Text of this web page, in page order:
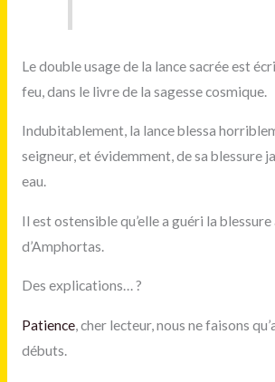
Le double usage de la lance sacrée est
feu, dans le livre de la sagesse cosmique.
Indubitablement, la lance blessa
seigneur, et évidemment, de sa blessure
eau.
Il est ostensible qu’elle a guéri la blessure
d’Amphortas.
Des explications… ?
Patience, cher lecteur, nous ne faisons
débuts.